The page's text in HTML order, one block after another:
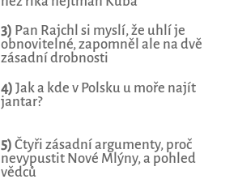
3) Pan Rajchl si myslí, že uhlí je
obnovitelné, zapomněl ale na dvě
zásadní drobnosti
4) Jak a kde v Polsku u moře najít
jantar?
5) Čtyři zásadní argumenty, proč
nevypustit Nové Mlýny, a pohled
vědců